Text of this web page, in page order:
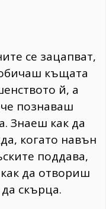
се зацапват,
къщата
й, а
познаваш
Знаеш как да
когато навън
поддава,
да отвориш
скърца.